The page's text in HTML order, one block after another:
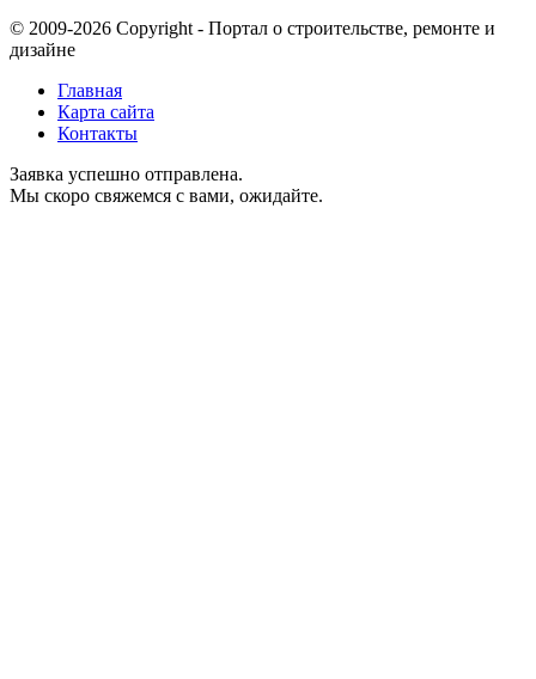
© 2009-2026 Copyright - Портал о строительстве, ремонте и
дизайне
Главная
Карта сайта
Контакты
Заявка успешно отправлена.
Мы скоро свяжемся с вами, ожидайте.